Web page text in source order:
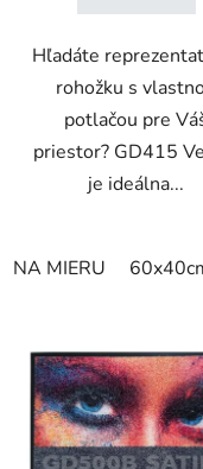
Hľadáte
rohožku s
potlačou pre
priestor? GD415
je ideálna...
NA MIERU